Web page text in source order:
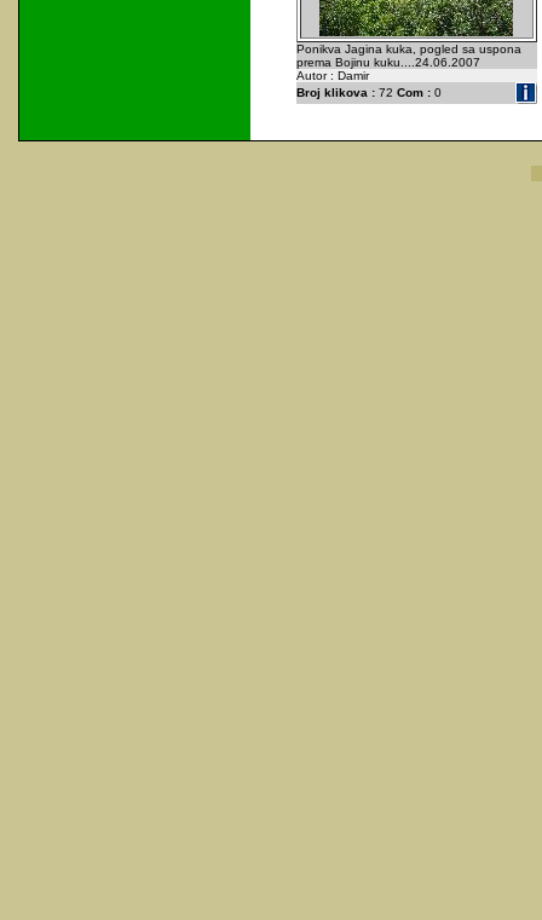
Ponikva Jagina kuka, pogled sa uspona
prema Bojinu kuku....24.06.2007
Autor : Damir
Broj klikova :72 Com :0